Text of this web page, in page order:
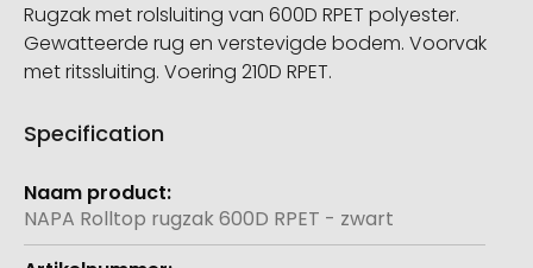
Rugzak met rolsluiting van 600D RPET polyester.
Gewatteerde rug en verstevigde bodem. Voorvak
met ritssluiting. Voering 210D RPET.
Specification
Meer
informatie
NAPA Rolltop rugzak 600D RPET - zwart